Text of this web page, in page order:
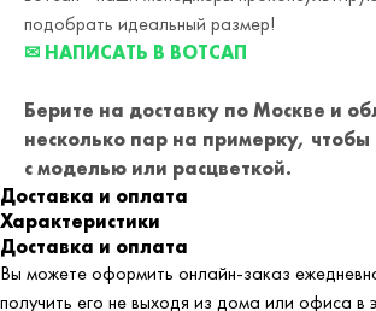
подобрать идеальный размер!
✉ НАПИСАТЬ В ВОТСАП
Берите на доставку по Москве и
несколько пар на примерку, чтобы
с моделью или расцветкой.
Доставка и оплата
Характеристики
Доставка и оплата
Вы можете оформить онлайн-заказ
получить его не выходя из дома или офиса в